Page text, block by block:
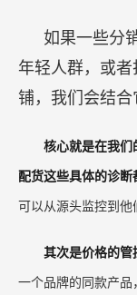
如果一些分
年轻人群，或
铺，我们会结合
核心就是在我们
配货这些具体的诊断
可以从源头监控到他
其次是价格的管
一个品牌的同款产品